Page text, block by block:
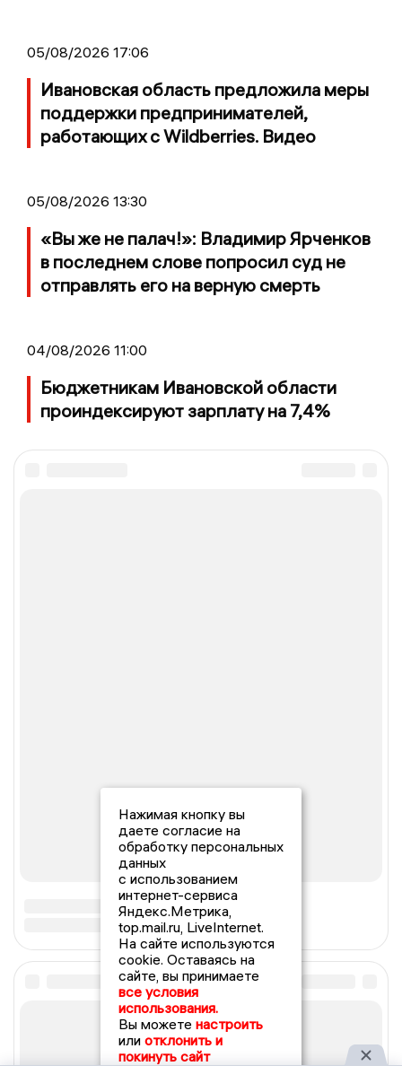
05/08/2026 17:06
Ивановская область предложила меры
поддержки предпринимателей,
работающих с Wildberries. Видео
05/08/2026 13:30
«Вы же не палач!»: Владимир Ярченков
в последнем слове попросил суд не
отправлять его на верную смерть
04/08/2026 11:00
Бюджетникам Ивановской области
проиндексируют зарплату на 7,4%
Нажимая кнопку вы
даете согласие на
обработку персональных
данных
с использованием
интернет-сервиса
Яндекс.Метрика,
top.mail.ru, LiveInternet.
На сайте используются
cookie. Оставаясь на
сайте, вы принимаете
все условия
использования.
Вы можете настроить
или отклонить и
покинуть сайт